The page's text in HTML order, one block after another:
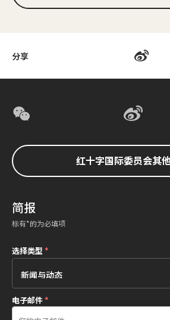
分享
红十字国际委员会其
简报
标有*的为必填项
选择类型*
电子邮件*